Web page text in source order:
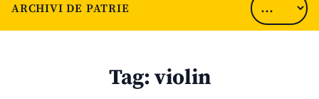
ARCHIVI DE PATRIE
Tag:violin